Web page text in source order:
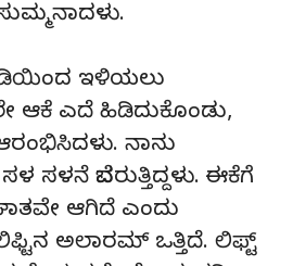
ಇಳಿಯಲು
ಆಕೆ ಎದೆ ಹಿಡಿದುಕೊಂಡು,
ನಾನು
ಸಳನೆ ಬೆವರುತ್ತಿದ್ದಳು. ಈಕೆಗೆ
ಆಗಿದೆ ಎಂದು
ಅಲಾರಮ್ ಒತ್ತಿದೆ. ಲಿಫ್ಟ್